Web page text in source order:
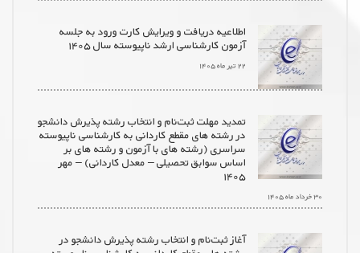
اطلاعیه دریافت و ویرایش کارت ورود به جلسه
آزمون کارشناسی ارشد ناپیوسته سال ۱۴۰۵
۲۲ تیر ماه ۱۴۰۵
تمدید مهلت ثبت‌نام و انتخاب رشته پذیرش دانشجو
در رشته های مقطع کاردانی به کارشناسی ناپیوسته
سراسری (رشته های با آزمون و رشته های بر
اساس سوابق تحصیلی – معدل کاردانی) – مهر
۱۴۰۵
۳۰ خرداد ماه ۱۴۰۵
آغاز ثبت‌نام و انتخاب رشته پذیرش دانشجو در